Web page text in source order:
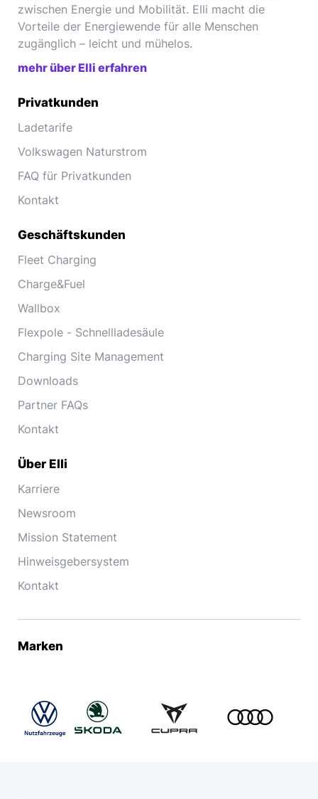
zwischen Energie und Mobilität. Elli macht die
Vorteile der Energiewende für alle Menschen
zugänglich – leicht und mühelos.
mehr über Elli erfahren
Privatkunden
Ladetarife
Volkswagen Naturstrom
FAQ für Privatkunden
Kontakt
Geschäftskunden
Fleet Charging
Charge&Fuel
Wallbox
Flexpole - Schnellladesäule
Charging Site Management
Downloads
Partner FAQs
Kontakt
Über Elli
Karriere
Newsroom
Mission Statement
Hinweisgebersystem
Kontakt
Marken